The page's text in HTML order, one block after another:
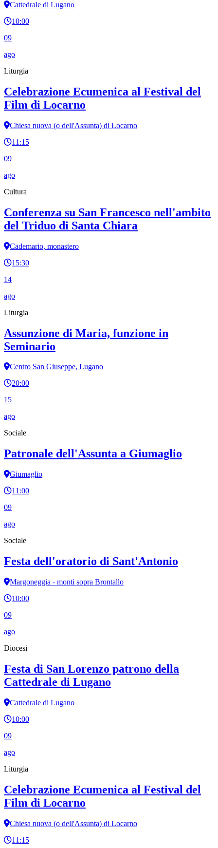
Cattedrale di Lugano
10:00
09
ago
Liturgia
Celebrazione Ecumenica al Festival del
Film di Locarno
Chiesa nuova (o dell'Assunta) di Locarno
11:15
09
ago
Cultura
Conferenza su San Francesco nell'ambito
del Triduo di Santa Chiara
Cademario, monastero
15:30
14
ago
Liturgia
Assunzione di Maria, funzione in
Seminario
Centro San Giuseppe, Lugano
20:00
15
ago
Sociale
Patronale dell'Assunta a Giumaglio
Giumaglio
11:00
09
ago
Sociale
Festa dell'oratorio di Sant'Antonio
Margoneggia - monti sopra Brontallo
10:00
09
ago
Diocesi
Festa di San Lorenzo patrono della
Cattedrale di Lugano
Cattedrale di Lugano
10:00
09
ago
Liturgia
Celebrazione Ecumenica al Festival del
Film di Locarno
Chiesa nuova (o dell'Assunta) di Locarno
11:15